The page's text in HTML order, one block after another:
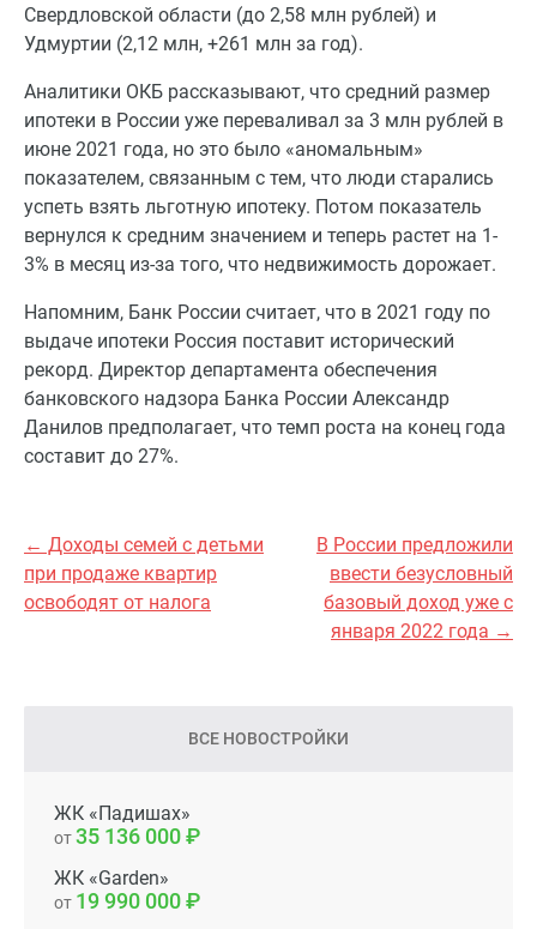
Свердловской области (до 2,58 млн рублей) и
Удмуртии (2,12 млн, +261 млн за год).
Аналитики ОКБ рассказывают, что средний размер
ипотеки в России уже переваливал за 3 млн рублей в
июне 2021 года, но это было «аномальным»
показателем, связанным с тем, что люди старались
успеть взять льготную ипотеку. Потом показатель
вернулся к средним значением и теперь растет на 1-
3% в месяц из-за того, что недвижимость дорожает.
Напомним, Банк России считает, что в 2021 году по
выдаче ипотеки Россия поставит исторический
рекорд. Директор департамента обеспечения
банковского надзора Банка России Александр
Данилов предполагает, что темп роста на конец года
составит до 27%.
← Доходы семей с детьми
при продаже квартир
освободят от налога
В России предложили
ввести безусловный
базовый доход уже с
января 2022 года →
ВСЕ НОВОСТРОЙКИ
ЖК «Падишах»
от35 136 000
ЖК «Garden»
от 19 990 000